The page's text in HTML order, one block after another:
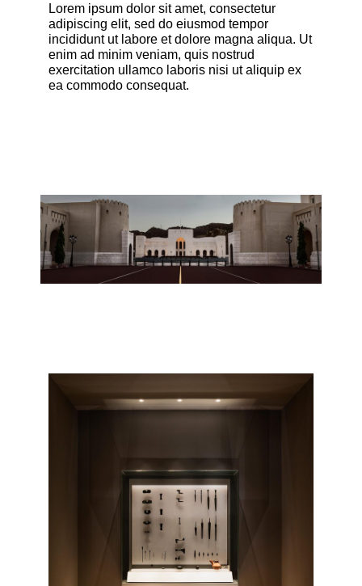
Lorem ipsum dolor sit amet, consectetur
adipiscing elit, sed do eiusmod tempor
incididunt ut labore et dolore magna aliqua. Ut
enim ad minim veniam, quis nostrud
exercitation ullamco laboris nisi ut aliquip ex
ea commodo consequat.